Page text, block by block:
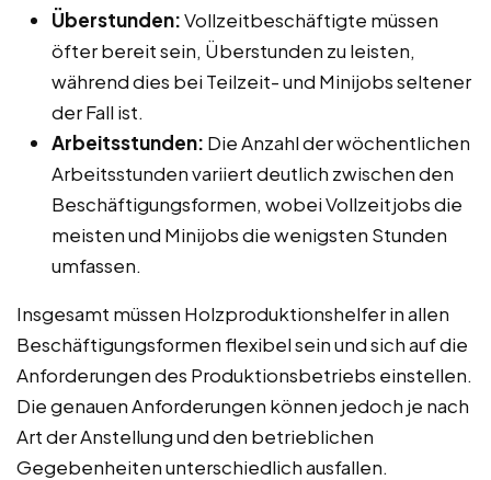
Überstunden:Vollzeitbeschäftigte müssen
öfter bereit sein, Überstunden zu leisten,
während dies bei Teilzeit- und Minijobs seltener
der Fall ist.
Arbeitsstunden: Die Anzahl der wöchentlichen
Arbeitsstunden variiert deutlich zwischen den
Beschäftigungsformen, wobei Vollzeitjobs die
meisten und Minijobs die wenigsten Stunden
umfassen.
Insgesamt müssen Holzproduktionshelfer in allen
Beschäftigungsformen flexibel sein und sich auf die
Anforderungen des Produktionsbetriebs einstellen.
Die genauen Anforderungen können jedoch je nach
Art der Anstellung und den betrieblichen
Gegebenheiten unterschiedlich ausfallen.